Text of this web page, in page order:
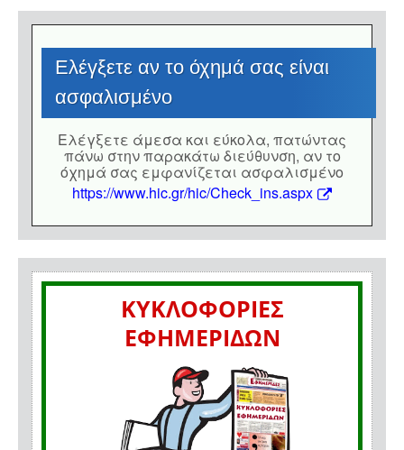
Eλέγξετε αν το όχημά σας είναι
ασφαλισμένο
Eλέγξετε άμεσα και εύκολα, πατώντας
πάνω στην παρακάτω διεύθυνση, αν το
όχημά σας εμφανίζεται ασφαλισμένο
https://www.hic.gr/hic/Check_ins.aspx
ΚΥΚΛΟΦΟΡΙΕΣ
ΕΦΗΜΕΡΙΔΩΝ